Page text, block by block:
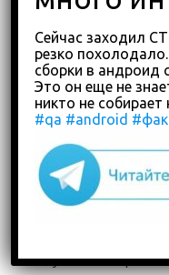
тестирования как для
приложений.
Функциональное
Специальное
Тестирование
Тестирование UX/UI
Кросс-браузерное
Ручное
Сейчас заходил
резко
сборки в андроид
Это он еще не
никто не
#qa #android